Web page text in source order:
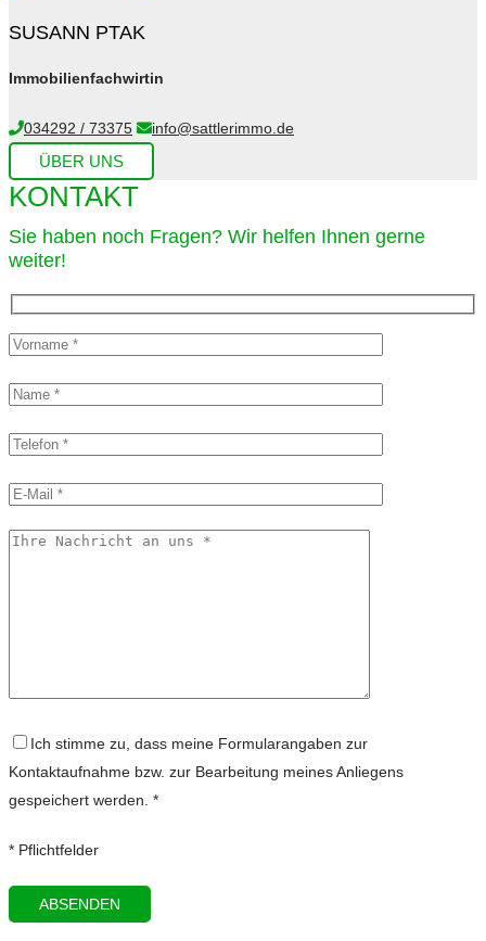
SUSANN PTAK
Immobilienfachwirtin
034292 / 73375 info@sattlerimmo.de
ÜBER UNS
KONTAKT
Sie haben noch Fragen? Wir helfen Ihnen gerne
weiter!​
Ich stimme zu, dass meine Formularangaben zur
Kontaktaufnahme bzw. zur Bearbeitung meines Anliegens
gespeichert werden. *
* Pflichtfelder